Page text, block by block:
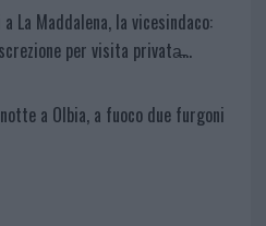
La Maddalena, la vicesindaco:
per visita privata̶…
a Olbia, a fuoco due furgoni